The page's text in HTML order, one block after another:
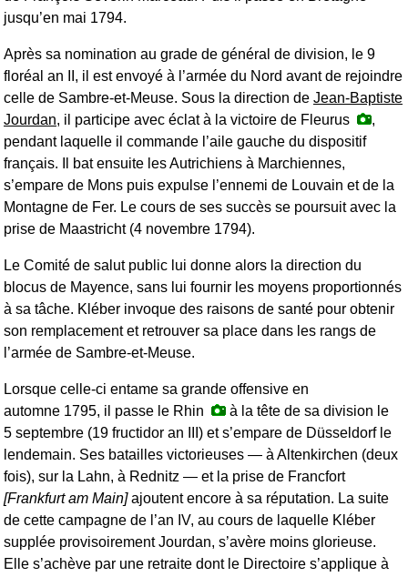
jusqu’en mai 1794.
Après sa nomination au grade de général de division, le 9
floréal an II, il est envoyé à l’armée du Nord avant de rejoindre
celle de Sambre-et-Meuse. Sous la direction de Jean-Baptiste
Jourdan, il participe avec éclat à la victoire de Fleurus
,
pendant laquelle il commande l’aile gauche du dispositif
français. Il bat ensuite les Autrichiens à Marchiennes,
s’empare de Mons puis expulse l’ennemi de Louvain et de la
Montagne de Fer. Le cours de ses succès se poursuit avec la
prise de Maastricht (4 novembre 1794).
Le Comité de salut public lui donne alors la direction du
blocus de Mayence, sans lui fournir les moyens proportionnés
à sa tâche. Kléber invoque des raisons de santé pour obtenir
son remplacement et retrouver sa place dans les rangs de
l’armée de Sambre-et-Meuse.
Lorsque celle-ci entame sa grande offensive en
automne 1795, il passe le Rhin
à la tête de sa division le
5 septembre (19 fructidor an III) et s’empare de Düsseldorf le
lendemain. Ses batailles victorieuses — à Altenkirchen (deux
fois), sur la Lahn, à Rednitz — et la prise de Francfort
[Frankfurt am Main]ajoutent encore à sa réputation. La suite
de cette campagne de l’an IV, au cours de laquelle Kléber
supplée provisoirement Jourdan, s’avère moins glorieuse.
Elle s’achève par une retraite dont le Directoire s’applique à